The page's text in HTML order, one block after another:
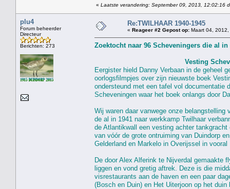
« Laatste verandering: September 09, 2013, 12:02:16
plu4
Forum beheerder
Directeur
Berichten: 273
Re:TWILHAAR 1940-1945
« Reageer #2 Gepost op: Maart 04,
Vesting
Eergister hield Danny Verbaan in de geheel
oorlogsfilmpjes over zijn nieuwste boek
ondersteund met een tafel vol documentatie
Scheveningen waar het boek onlangs door
Wij waren daar vanwege onze
de al in 1941 naar werkkamp Twilhaar
de Atlantikwall een vesting achter
van vóór de grote ontruiming van Duindorp
Gelderland en Markelo in Overijssel in
De door Alex Alferink te Nijverdal gemaakte
liggen en vond gretig aftrek. Deze is die
visrestaurants aan de haven en een paar
(Bosch en Duin) en Het Uiterjoon op het duin